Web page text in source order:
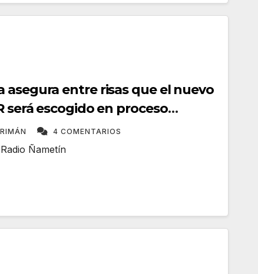
asegura entre risas que el nuevo
será escogido en proceso
4 COMENTARIOS
Ñametín